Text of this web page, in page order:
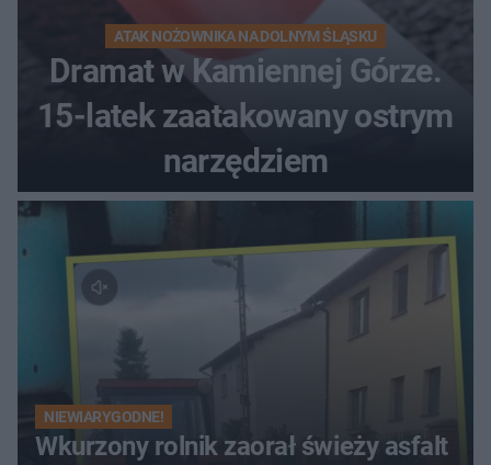
ATAK NOŻOWNIKA NA DOLNYM ŚLĄSKU
Dramat w Kamiennej Górze.
15-latek zaatakowany ostrym
narzędziem
NIEWIARYGODNE!
Wkurzony rolnik zaorał świeży asfalt